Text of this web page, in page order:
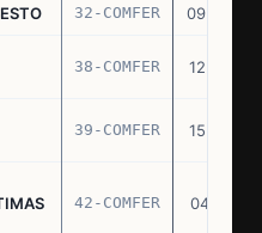
32-COMFER 09.09.76
38-COMFER 12.10.76
39-COMFER 15.10.76
42-COMFER 04.11.76